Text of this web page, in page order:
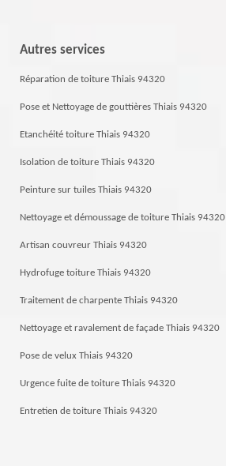
Autres services
Réparation de toiture Thiais 94320
Pose et Nettoyage de gouttières Thiais 94320
Etanchéité toiture Thiais 94320
Isolation de toiture Thiais 94320
Peinture sur tuiles Thiais 94320
Nettoyage et démoussage de toiture Thiais 94320
Artisan couvreur Thiais 94320
Hydrofuge toiture Thiais 94320
Traitement de charpente Thiais 94320
Nettoyage et ravalement de façade Thiais 94320
Pose de velux Thiais 94320
Urgence fuite de toiture Thiais 94320
Entretien de toiture Thiais 94320